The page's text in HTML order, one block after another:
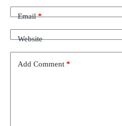
Email*
Website
Add Comment *